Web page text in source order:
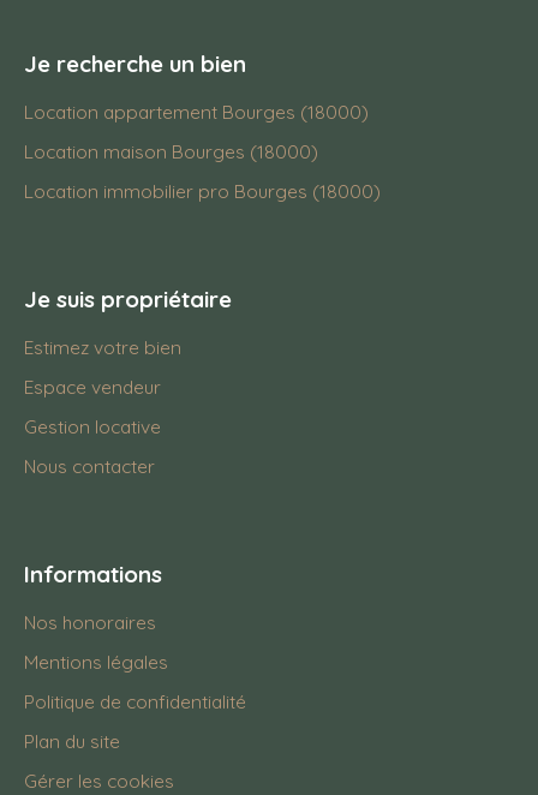
Je recherche un bien
Location appartement Bourges (18000)
Location maison Bourges (18000)
Location immobilier pro Bourges (18000)
Je suis propriétaire
Estimez votre bien
Espace vendeur
Gestion locative
Nous contacter
Informations
Nos honoraires
Mentions légales
Politique de confidentialité
Plan du site
Gérer les cookies